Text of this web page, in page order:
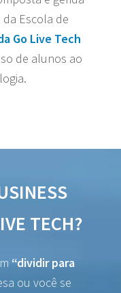
Escola de
Go Live Tech
de alunos ao
TECH?
“dividir para
ou você se